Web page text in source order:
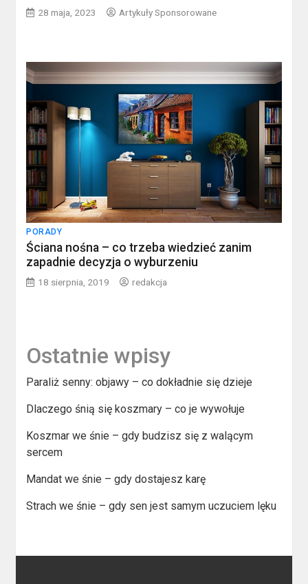
28 maja, 2023 Artykuły Sponsorowane
PORADY
Ściana nośna – co trzeba wiedzieć zanim
zapadnie decyzja o wyburzeniu
18 sierpnia, 2019 redakcja
Ostatnie wpisy
Paraliż senny: objawy – co dokładnie się dzieje
Dlaczego śnią się koszmary – co je wywołuje
Koszmar we śnie – gdy budzisz się z walącym
sercem
Mandat we śnie – gdy dostajesz karę
Strach we śnie – gdy sen jest samym uczuciem lęku